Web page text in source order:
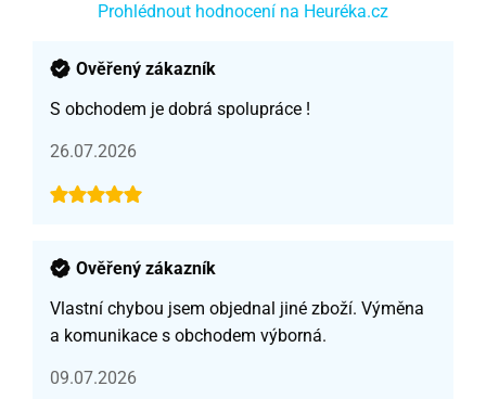
Prohlédnout hodnocení na Heuréka.cz
Ověřený zákazník
S obchodem je dobrá spolupráce !
26.07.2026
Ověřený zákazník
Vlastní chybou jsem objednal jiné zboží. Výměna
a komunikace s obchodem výborná.
09.07.2026